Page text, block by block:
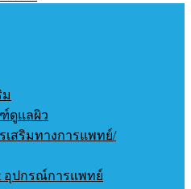
ม
ดูแลผิว
เสริมทางการแพทย์/
อุปกรณ์การแพทย์